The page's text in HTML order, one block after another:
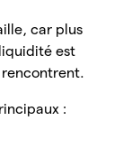
car plus
est
rencontrent.
: